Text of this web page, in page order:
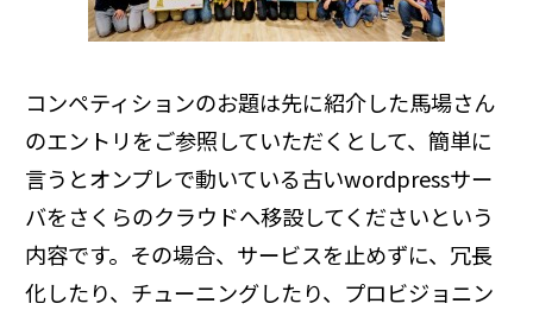
コンペティションのお題は先に紹介した馬場さん
のエントリをご参照していただくとして、簡単に
言うとオンプレで動いている古いwordpressサー
バをさくらのクラウドへ移設してくださいという
内容です。その場合、サービスを止めずに、冗長
化したり、チューニングしたり、プロビジョニン